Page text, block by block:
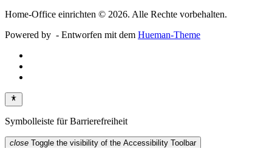
Home-Office einrichten © 2026. Alle Rechte vorbehalten.
Powered by - Entworfen mit dem Hueman-Theme
Symbolleiste für Barrierefreiheit
close Toggle the visibility of the Accessibility Toolbar